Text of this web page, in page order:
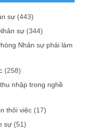
sự (443)
sự (344)
Nhân sự phải làm
(258)
nhập trong nghề
thôi việc (17)
sự (51)